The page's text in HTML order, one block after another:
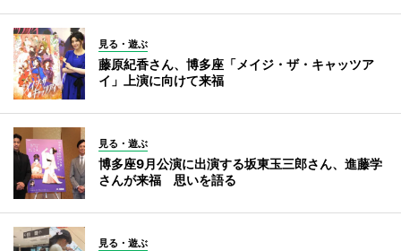
見る・遊ぶ
藤原紀香さん、博多座「メイジ・ザ・キャッツア
イ」上演に向けて来福
見る・遊ぶ
博多座9月公演に出演する坂東玉三郎さん、進藤学
さんが来福 思いを語る
見る・遊ぶ